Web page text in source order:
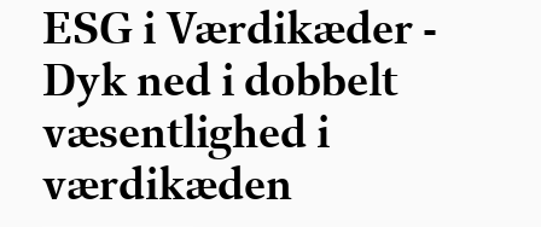
ESG i Værdikæder -
Dyk ned i dobbelt
væsentlighed i
værdikæden